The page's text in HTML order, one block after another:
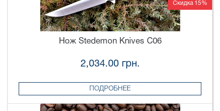
Скидка 15%
Нож Stedemon Knives C06
2,034.00 грн.
ПОДРОБНЕЕ